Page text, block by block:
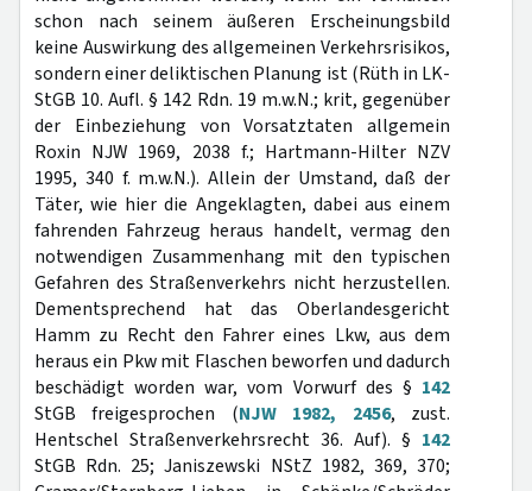
schon nach seinem äußeren Erscheinungsbild
keine Auswirkung des allgemeinen Verkehrsrisikos,
sondern einer deliktischen Planung ist (Rüth in LK-
StGB 10. Aufl. § 142 Rdn. 19 m.w.N.; krit, gegenüber
der Einbeziehung von Vorsatztaten allgemein
Roxin NJW 1969, 2038 f.; Hartmann-Hilter NZV
1995, 340 f. m.w.N.). Allein der Umstand, daß der
Täter, wie hier die Angeklagten, dabei aus einem
fahrenden Fahrzeug heraus handelt, vermag den
notwendigen Zusammenhang mit den typischen
Gefahren des Straßenverkehrs nicht herzustellen.
Dementsprechend hat das Oberlandesgericht
Hamm zu Recht den Fahrer eines Lkw, aus dem
heraus ein Pkw mit Flaschen beworfen und dadurch
beschädigt worden war, vom Vorwurf des § 142
StGB freigesprochen (NJW 1982, 2456, zust.
Hentschel Straßenverkehrsrecht 36. Auf). § 142
StGB Rdn. 25; Janiszewski NStZ 1982, 369, 370;